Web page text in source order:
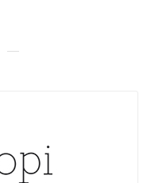
—